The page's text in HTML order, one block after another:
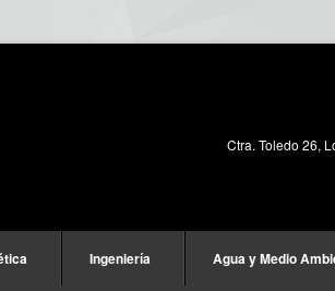
Ctra. Toledo 26,
Ingeniería Agua y Medio